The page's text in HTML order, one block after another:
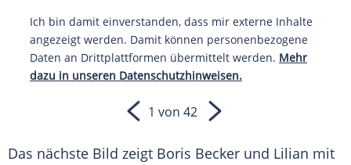
Ich bin damit einverstanden, dass mir externe Inhalte
angezeigt werden. Damit können personenbezogene
Daten an Drittplattformen übermittelt werden. Mehr
dazu in unseren Datenschutzhinweisen.
1 von 42
Das nächste Bild zeigt Boris Becker und Lilian mit